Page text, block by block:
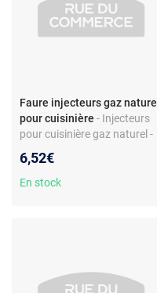
Faure injecteurs gaz naturel
pour cuisinière - Injecteurs
pour cuisinière gaz naturel -
Gas - réf. 5024170900
6,52€
En stock